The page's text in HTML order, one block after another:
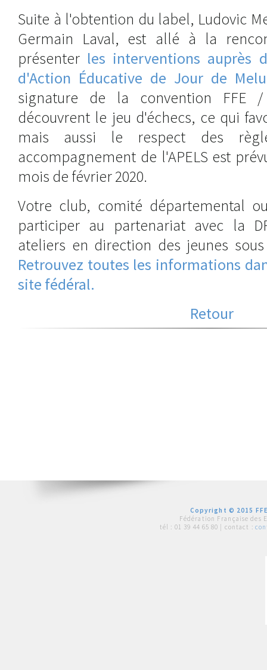
Suite à l'obtention du label, Ludovic
Germain Laval, est allé à la
présenter les interventions auprès
d'Action Éducative de Jour de
signature de la convention FFE
découvrent le jeu d'échecs, ce qui
mais aussi le respect des
accompagnement de l'APELS est
mois de février 2020.
Votre club, comité départemental
participer au partenariat avec la
ateliers en direction des jeunes
Retrouvez toutes les informations
site fédéral.
Retour
Copyright © 2015
Fédération Française des
tél : 01 39 44 65 80 | contact :